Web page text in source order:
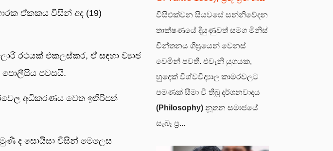
ඒකකය විසින් අද (19)
රථයක් එකලස්කර, ඒ සඳහා ව්‍යාජ
පොලීසිය පවසයි.
අධිකරණය වෙත ඉතිරිපත්
ද සොයිසා විසින් මෙලෙස
විසිඑක්වන සියවසේ සන්නිවේදන
තාක්ෂණයේ දියුණුවත් සමග මිනිස්
චින්තනය ශීඝ්‍රයෙන් වෙනස්
වෙමින් පවතී. එවැනි යුගයක,
හුදෙක් විශ්වවිද්‍යාල කාමරවලට
පමණක් සීමා වී තිබූ දර්ශනවාදය
(Philosophy)නූතන සමාජයේ
සැබෑ ප්‍ර...